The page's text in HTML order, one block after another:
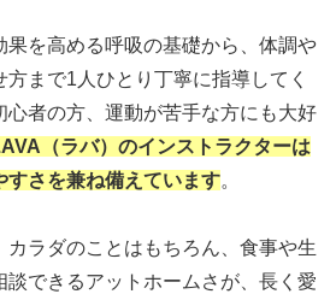
果を高める呼吸の基礎から、体調や
まで1人ひとり丁寧に指導してく
心者の方、運動が苦手な方にも大好
（ラバ）のインストラクターは
すさを兼ね備えています。
カラダのことはもちろん、食事や生
談できるアットホームさが、長く愛